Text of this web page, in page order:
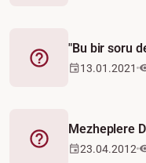
Fetva
"Bu bir soru
13.01.2021
Fetva
Mezheplere
23.04.2012